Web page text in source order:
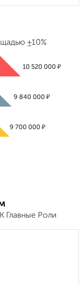
±10%
10 520 000 ₽
9 840 000₽
9 700 000 ₽
Главные Роли